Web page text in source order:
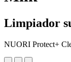
Limpiador
NUORI Protect+